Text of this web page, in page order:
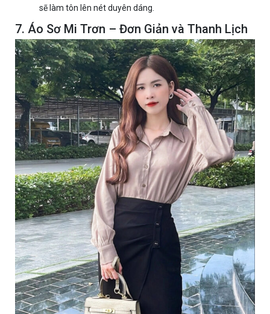
sẽ làm tôn lên nét duyên dáng.
7. Áo Sơ Mi Trơn – Đơn Giản và Thanh Lịch